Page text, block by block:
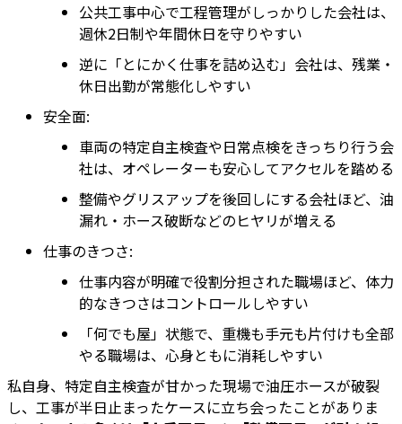
公共工事中心で工程管理がしっかりした会社は、
週休2日制や年間休日を守りやすい
逆に「とにかく仕事を詰め込む」会社は、残業・
休日出勤が常態化しやすい
安全面:
車両の特定自主検査や日常点検をきっちり行う会
社は、オペレーターも安心してアクセルを踏める
整備やグリスアップを後回しにする会社ほど、油
漏れ・ホース破断などのヒヤリが増える
仕事のきつさ:
仕事内容が明確で役割分担された職場ほど、体力
的なきつさはコントロールしやすい
「何でも屋」状態で、重機も手元も片付けも全部
やる職場は、心身ともに消耗しやすい
私自身、特定自主検査が甘かった現場で油圧ホースが破裂
し、工事が半日止まったケースに立ち会ったことがありま